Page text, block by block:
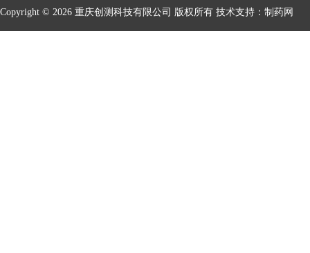
Copyright © 2026 重庆创测科技有限公司 版权所有 技术支持： 制药网